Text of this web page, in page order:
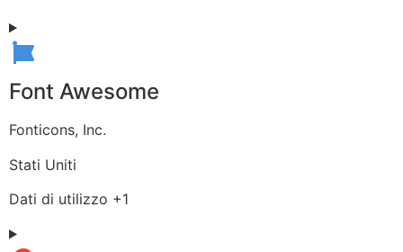
trattati:
Font Awesome
Azienda:
Fonticons, Inc.
Luogo
trattamento:
Stati Uniti
Dati
trattati:
Dati di utilizzo +1